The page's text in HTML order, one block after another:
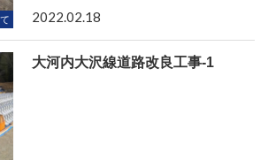
2022.02.18
大河内大沢線道路改良工事-1